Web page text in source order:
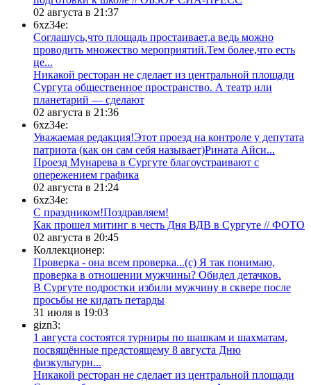
02 августа в 21:37
6xz34e:
Соглашусь,что площадь простаивает,а ведь можно
проводить множество мероприятий.Тем более,что есть
це...
​Никакой ресторан не сделает из центральной площади
Сургута общественное пространство. А театр или
планетарий — сделают
02 августа в 21:36
6xz34e:
Уважаемая редакция!Этот проезд на контроле у депутата
патриота (как он сам себя называет)Рината Айси...
​Проезд Мунарева в Сургуте благоустраивают с
опережением графика
02 августа в 21:24
6xz34e:
С праздником!Поздравляем!
Как прошел митинг в честь Дня ВДВ в Сургуте // ФОТО
02 августа в 20:45
Коллекционер:
Проверка - она всем проверка...(с) Я так понимаю,
проверка в отношении мужчины? Обидел детачков.
В Сургуте подростки избили мужчину в сквере после
просьбы не кидать петарды
31 июля в 19:03
gizn3:
1 августа состоятся турниры по шашкам и шахматам,
посвящённые предстоящему 8 августа Дню
физкультурн...
​Никакой ресторан не сделает из центральной площади